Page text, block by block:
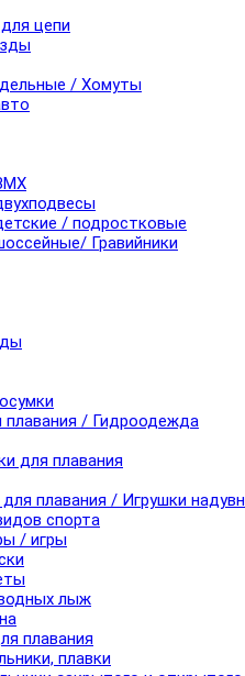
цепи
/ Хомуты
/ подростковые
Гравийники
/ Гидроодежда
для плавания
плавания / Игрушки
спорта
/ игры
лыж
плавания
плавки